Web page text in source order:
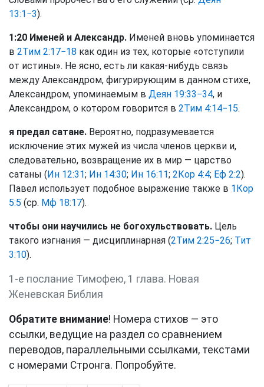
13:1−3).
1:20 Именей и Александр. Именей вновь упоминается
в 2Тим 2:17−18 как один из тех, которые «отступили
от истины». Не ясно, есть ли какая-нибудь связь
между Александром, фигурирующим в данном стихе,
Александром, упоминаемым в Деян 19:33−34, и
Александром, о котором говорится в 2Тим 4:14−15.
я предал сатане. Вероятно, подразумевается
исключение этих мужей из числа членов церкви и,
следовательно, возвращение их в мир — царство
сатаны (Ин 12:31; Ин 14:30; Ин 16:11; 2Кор 4:4; Еф 2:2).
Павел использует подобное выражение также в 1Кор
5:5 (ср. Мф 18:17).
чтобы они научились не богохульствовать. Цель
такого изгнания — дисциплинарная (2Тим 2:25−26; Тит
3:10).
1-е послание Тимофею, 1 глава. Новая
Женевская Библия
Обратите внимание! Номера стихов — это
ссылки, ведущие на раздел со сравнением
переводов, параллельными ссылками, текстами
с номерами Стронга. Попробуйте.